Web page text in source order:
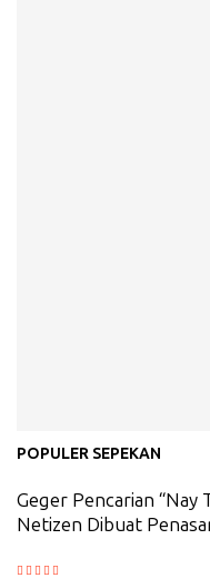
POPULER SEPEKAN
Geger Pencarian “Nay
Netizen Dibuat